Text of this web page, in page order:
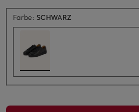
Farbe: SCHWARZ